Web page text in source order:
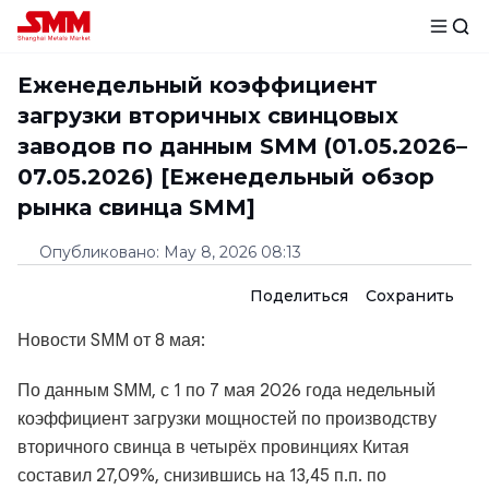
Еженедельный коэффициент
загрузки вторичных свинцовых
заводов по данным SMM (01.05.2026–
07.05.2026) [Еженедельный обзор
рынка свинца SMM]
Опубликовано: May 8, 2026 08:13
Поделиться Сохранить
Новости SMM от 8 мая:
По данным SMM, с 1 по 7 мая 2026 года недельный
коэффициент загрузки мощностей по производству
вторичного свинца в четырёх провинциях Китая
составил 27,09%, снизившись на 13,45 п.п. по